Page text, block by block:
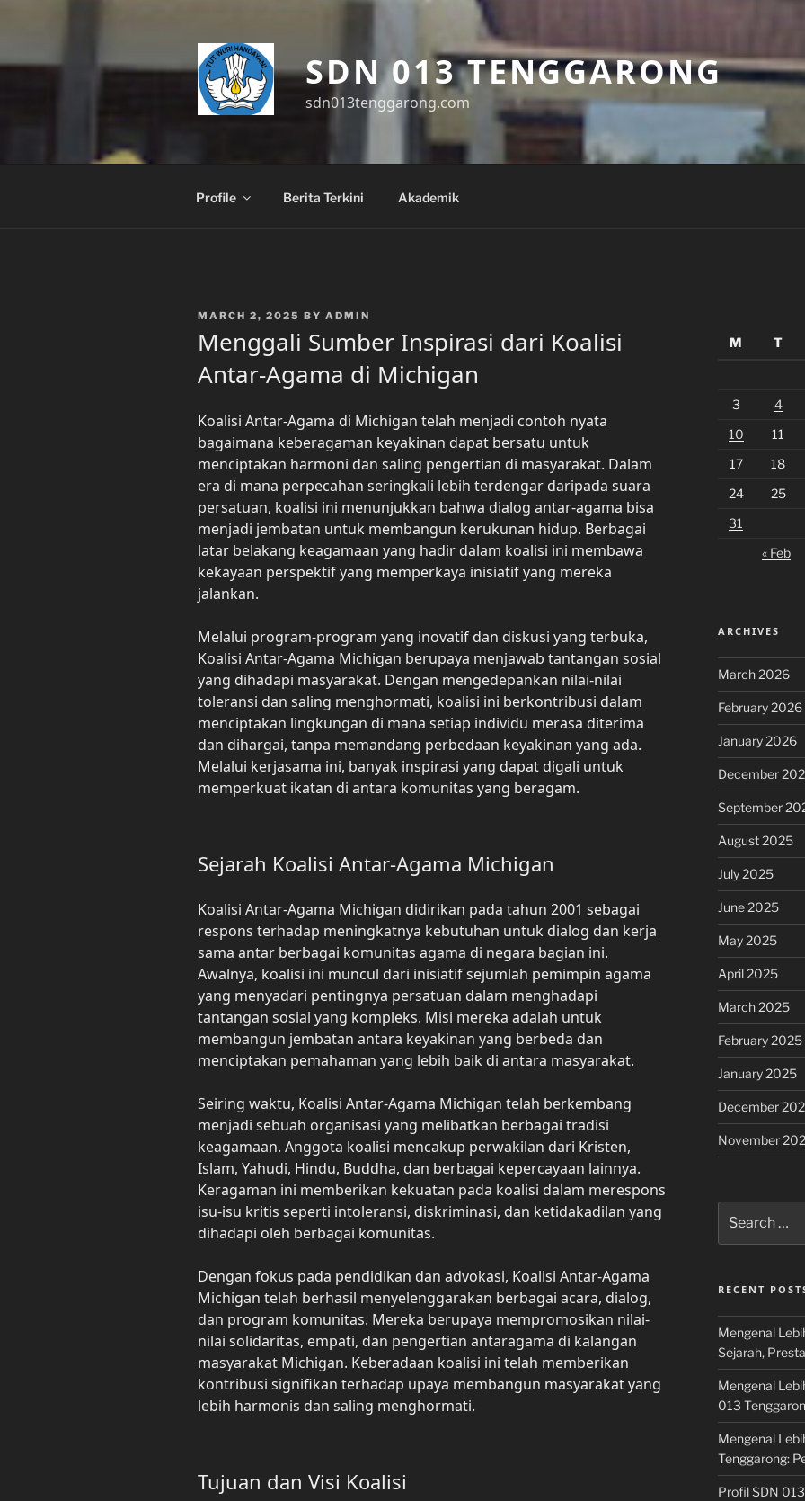
SDN 013 TENGGARONG
sdn013tenggarong.com
Profile Berita Terkini Akademik
POSTED
MARCH 2, 2025 BY ADMIN
Menggali Sumber Inspirasi dari Koalisi
Antar-Agama di Michigan
Koalisi Antar-Agama di Michigan telah menjadi contoh nyata
bagaimana keberagaman keyakinan dapat bersatu untuk
menciptakan harmoni dan saling pengertian di masyarakat. Dalam
era di mana perpecahan seringkali lebih terdengar daripada suara
persatuan, koalisi ini menunjukkan bahwa dialog antar-agama bisa
menjadi jembatan untuk membangun kerukunan hidup. Berbagai
latar belakang keagamaan yang hadir dalam koalisi ini membawa
kekayaan perspektif yang memperkaya inisiatif yang mereka
jalankan.
Melalui program-program yang inovatif dan diskusi yang terbuka,
Koalisi Antar-Agama Michigan berupaya menjawab tantangan sosial
yang dihadapi masyarakat. Dengan mengedepankan nilai-nilai
toleransi dan saling menghormati, koalisi ini berkontribusi dalam
menciptakan lingkungan di mana setiap individu merasa diterima
dan dihargai, tanpa memandang perbedaan keyakinan yang ada.
Melalui kerjasama ini, banyak inspirasi yang dapat digali untuk
memperkuat ikatan di antara komunitas yang beragam.
Sejarah Koalisi Antar-Agama Michigan
Koalisi Antar-Agama Michigan didirikan pada tahun 2001 sebagai
respons terhadap meningkatnya kebutuhan untuk dialog dan kerja
sama antar berbagai komunitas agama di negara bagian ini.
Awalnya, koalisi ini muncul dari inisiatif sejumlah pemimpin agama
yang menyadari pentingnya persatuan dalam menghadapi
tantangan sosial yang kompleks. Misi mereka adalah untuk
membangun jembatan antara keyakinan yang berbeda dan
menciptakan pemahaman yang lebih baik di antara masyarakat.
Seiring waktu, Koalisi Antar-Agama Michigan telah berkembang
menjadi sebuah organisasi yang melibatkan berbagai tradisi
keagamaan. Anggota koalisi mencakup perwakilan dari Kristen,
Islam, Yahudi, Hindu, Buddha, dan berbagai kepercayaan lainnya.
Keragaman ini memberikan kekuatan pada koalisi dalam merespons
isu-isu kritis seperti intoleransi, diskriminasi, dan ketidakadilan yang
dihadapi oleh berbagai komunitas.
Dengan fokus pada pendidikan dan advokasi, Koalisi Antar-Agama
Michigan telah berhasil menyelenggarakan berbagai acara, dialog,
dan program komunitas. Mereka berupaya mempromosikan nilai-
nilai solidaritas, empati, dan pengertian antaragama di kalangan
masyarakat Michigan. Keberadaan koalisi ini telah memberikan
kontribusi signifikan terhadap upaya membangun masyarakat yang
lebih harmonis dan saling menghormati.
Tujuan dan Visi Koalisi
M
T
3
4
10
11
17
18
24
25
31
« Feb
ARCHIVES
March 2026
February 2026
January 2026
December
September
August 2025
July 2025
June 2025
May 2025
April 2025
March 2025
February 2025
January 2025
December
November
for:
RECENT
Mengenal
Sejarah,
Mengenal
013
Mengenal
Tenggarong:
Profil SDN